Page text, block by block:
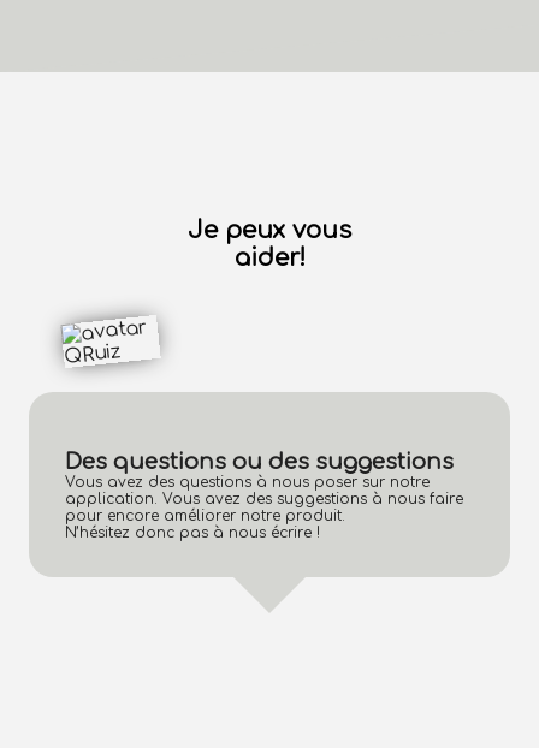
Je peux vous
aider!
Des questions ou des suggestions
Vous avez des questions à nous poser sur notre
application. Vous avez des suggestions à nous faire
pour encore améliorer notre produit.
N’hésitez donc pas à nous écrire !